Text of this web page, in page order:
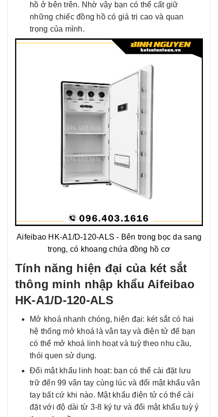
hồ ở bên trên. Nhờ vậy bạn có thể cất giữ
những chiếc đồng hồ có giá trị cao và quan
trọng của mình.
Aifeibao HK-A1/D-120-ALS - Bên trong bọc da sang
trọng, có khoang chứa đồng hồ cơ
Tính năng hiện đại của két sắt
thông minh nhập khẩu Aifeibao
HK-A1/D-120-ALS
Mở khoá nhanh chóng, hiện đại: két sắt có hai
hệ thống mở khoá là vân tay và điện tử để bạn
có thể mở khoá linh hoạt và tuỳ theo nhu cầu,
thói quen sử dụng.
Đổi mật khẩu linh hoạt: bạn có thể cài đặt lưu
trữ đến 99 vân tay cùng lúc và đổi mật khẩu vân
tay bất cứ khi nào. Mật khẩu điện tử có thể cài
đặt với độ dài từ 3-8 ký tự và đổi mật khẩu tuỳ ý